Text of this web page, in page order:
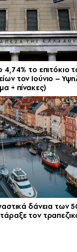
το επιτόκιο
τον Ιούνιο –
+ πίνακες)
δάνεια των
τον